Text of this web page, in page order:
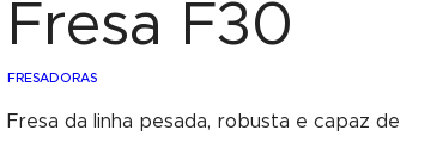
Fresa F30
FRESADORAS
Fresa da linha pesada, robusta e capaz de